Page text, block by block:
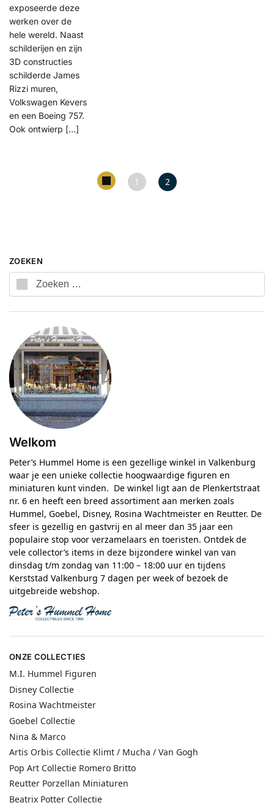
exposeerde deze
werken over de
hele wereld. Naast
schilderijen en zijn
3D constructies
schilderde James
Rizzi muren,
Volkswagen Kevers
en een Boeing 757.
Ook ontwierp […]
1 2
ZOEKEN
Welkom
Peter’s Hummel Home is een gezellige winkel in Valkenburg
waar je een unieke collectie hoogwaardige figuren en
miniaturen kunt vinden. De winkel ligt aan de Plenkertstraat
nr. 6 en heeft een breed assortiment aan merken zoals
Hummel, Goebel, Disney, Rosina Wachtmeister en Reutter. De
sfeer is gezellig en gastvrij en al meer dan 35 jaar een
populaire stop voor verzamelaars en toeristen. Ontdek de
vele collector’s items in deze bijzondere winkel van van
dinsdag t/m zondag van 11:00 – 18:00 uur en tijdens
Kerststad Valkenburg 7 dagen per week of bezoek de
uitgebreide webshop.
ONZE COLLECTIES
M.I. Hummel Figuren
Disney Collectie
Rosina Wachtmeister
Goebel Collectie
Nina & Marco
Artis Orbis Collectie Klimt / Mucha / Van Gogh
Pop Art Collectie Romero Britto
Reutter Porzellan Miniaturen
Beatrix Potter Collectie